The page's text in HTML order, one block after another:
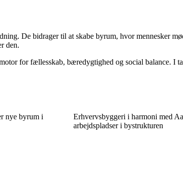
De bidrager til at skabe byrum, hvor mennesker
den.
for fællesskab, bæredygtighed og social balance. I
nye byrum i
Erhvervsbyggeri i harmoni med
arbejdspladser i bystrukturen